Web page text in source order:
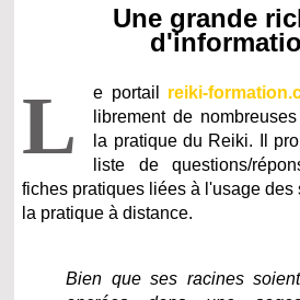
Une grande
L e portail reiki-
librement de
la pratique du Reiki. Il
liste de questions/
fiches pratiques liées à l'usage
la pratique à distance.
Bien que ses racines